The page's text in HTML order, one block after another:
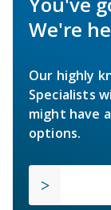
We're
Our highly
Specialists
might have
options.